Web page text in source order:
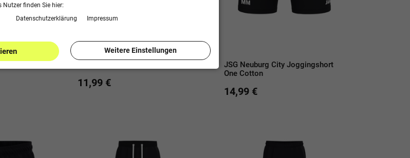
11,99 €
JSG Neuburg City Joggingshort
One Cotton
14,99 €
Nutzer finden Sie hier:
Daten­schutz­erklärung
Impressum
Weitere Einstellungen